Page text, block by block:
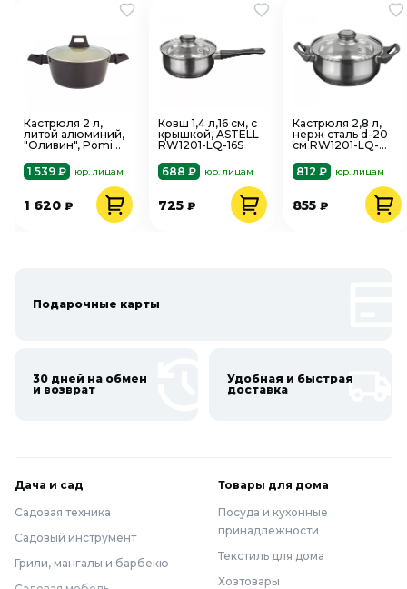
Кастрюля 2 л,
литой алюминий,
"Оливин", Pomi
1 539 ₽
юр. лицам
1 620 ₽
Ковш 1,4 л,16 см, с
крышкой, ASTELL
RW1201-LQ-16S
688 ₽
юр. лицам
725 ₽
Кастрюля 2,8 л,
нерж сталь d-20
см RW1201-LQ-
812 ₽
юр. лицам
855 ₽
Подарочные карты
30 дней на обмен
и возврат
Удобная и быстрая
доставка
Дача и сад
Садовая техника
Садовый инструмент
Грили, мангалы и барбекю
Товары для дома
Посуда и кухонные
принадлежности
Текстиль для дома
Хозтовары